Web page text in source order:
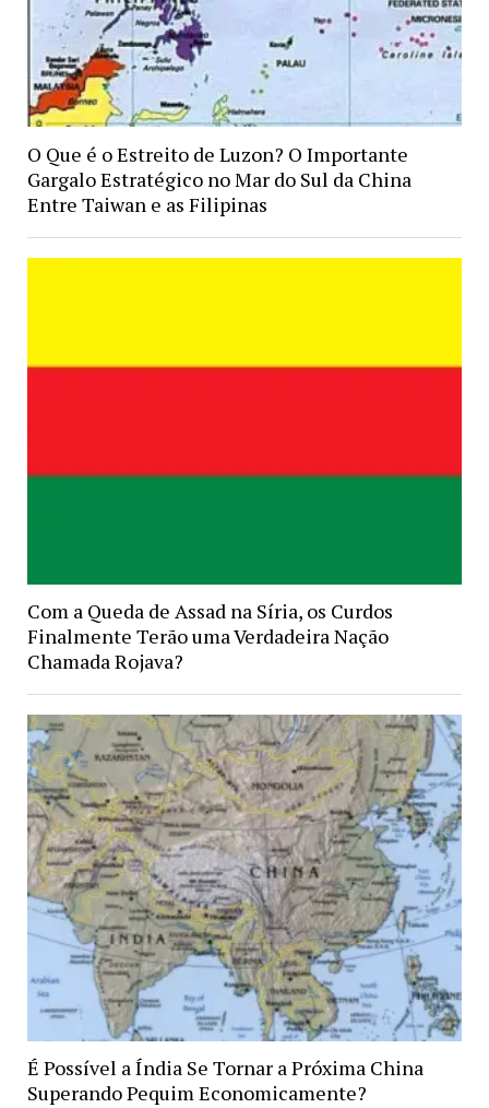
O Que é o Estreito de Luzon? O Importante
Gargalo Estratégico no Mar do Sul da China
Entre Taiwan e as Filipinas
Com a Queda de Assad na Síria, os Curdos
Finalmente Terão uma Verdadeira Nação
Chamada Rojava?
É Possível a Índia Se Tornar a Próxima China
Superando Pequim Economicamente?